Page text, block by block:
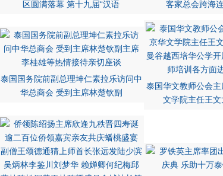
区圆满落幕 第十九届“汉语
客家总会跨海
泰国国务院前副总理坤仁素拉乐访问中
华总商会 受到主席林楚钦副
泰国华文教师公会
文学院主任王